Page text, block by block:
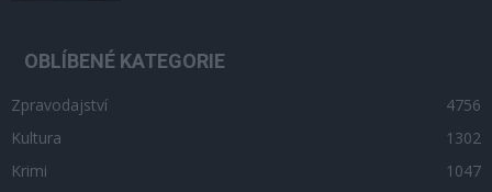
OBLÍBENÉ KATEGORIE
Zpravodajství
4756
Kultura
1302
Krimi
1047